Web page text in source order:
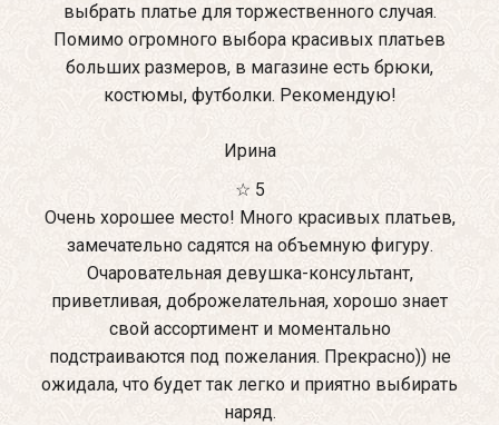
выбрать платье для торжественного случая.
Помимо огромного выбора красивых платьев
больших размеров, в магазине есть брюки,
костюмы, футболки. Рекомендую!
Ирина
☆ 5
Очень хорошее место! Много красивых платьев,
замечательно садятся на объемную фигуру.
Очаровательная девушка-консультант,
приветливая, доброжелательная, хорошо знает
свой ассортимент и моментально
подстраиваются под пожелания. Прекрасно)) не
ожидала, что будет так легко и приятно выбирать
наряд.